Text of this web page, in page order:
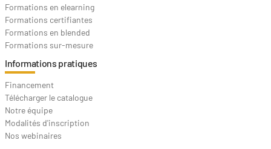
Formations en elearning
Formations certifiantes
Formations en blended
Formations sur-mesure
Informations pratiques
Financement
Télécharger le catalogue
Notre équipe
Modalités d'inscription
Nos webinaires